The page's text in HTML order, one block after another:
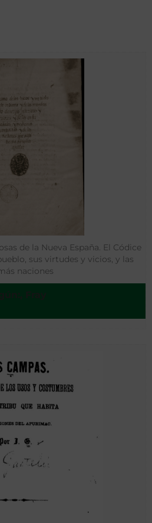
de la Nueva España. El Códice
sus virtudes y vicios, y las
naciones